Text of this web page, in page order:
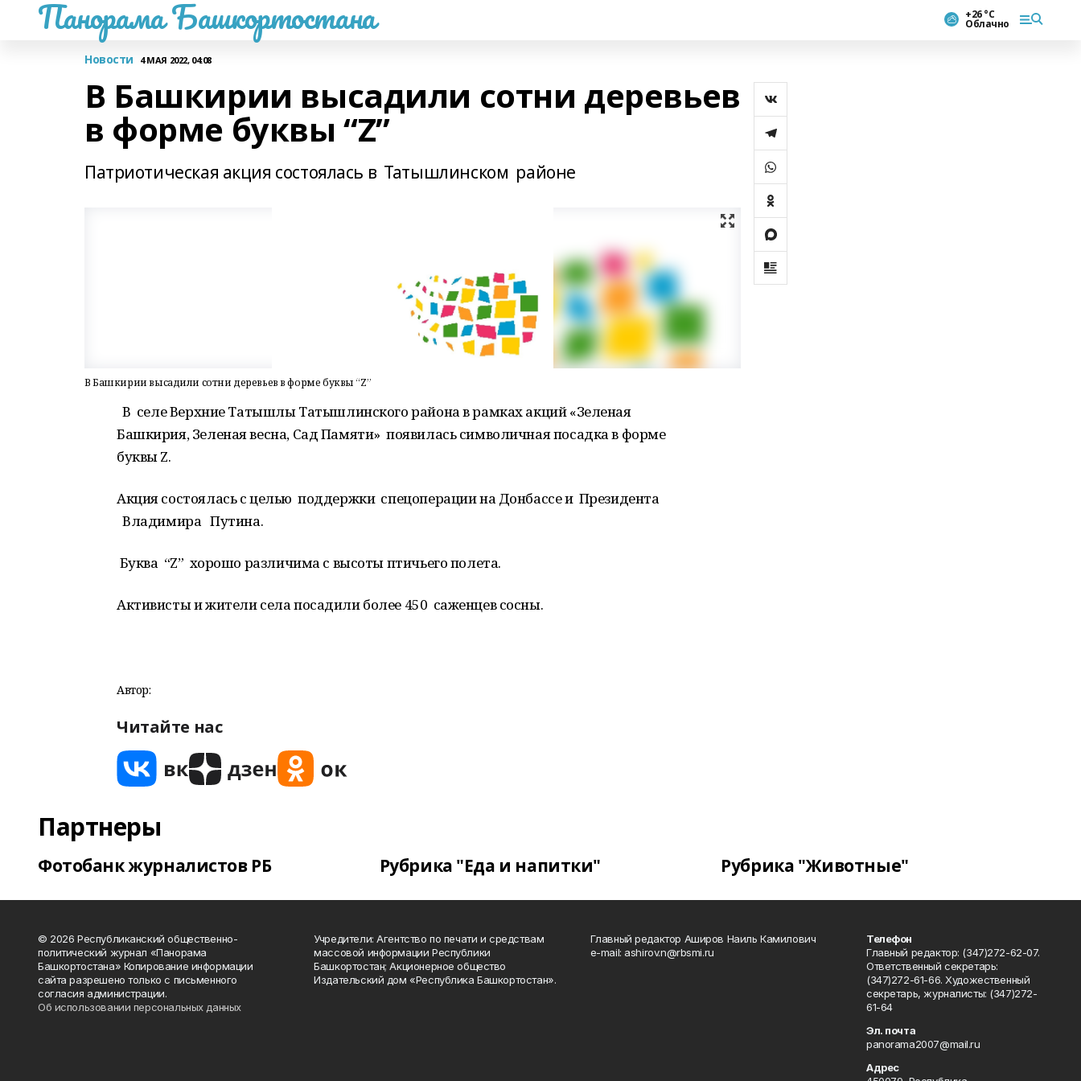
Панорама Башкортостана +26 °С
Облачно
Новости 4 МАЯ 2022, 04:08
В Башкирии высадили сотни деревьев
в форме буквы “Z”
Патриотическая акция состоялась в Татышлинском районе
В Башкирии высадили сотни деревьев в форме буквы “Z”
В селе Верхние Татышлы Татышлинского района в рамках акций «Зеленая
Башкирия, Зеленая весна, Сад Памяти» появилась символичная посадка в форме
буквы Z.
Акция состоялась с целью поддержки спецоперации на Донбассе и Президента
Владимира Путина.
Буква “Z” хорошо различима с высоты птичьего полета.
Активисты и жители села посадили более 450 саженцев сосны.
Автор:
Читайте нас
Партнеры
Фотобанк журналистов РБ Рубрика "Еда и напитки" Рубрика "Животные"
© 2026 Республиканский общественно-
политический журнал «Панорама
Башкортостана» Копирование информации
сайта разрешено только с письменного
согласия администрации.
Об использовании персональных данных
Учредители: Агентство по печати и средствам
массовой информации Республики
Башкортостан; Акционерное общество
Издательский дом «Республика Башкортостан».
Главный редактор Аширов Наиль Камилович
e-mail: ashirov.n@rbsmi.ru
Телефон
Главный редактор: (347)272-62-07.
Ответственный секретарь:
(347)272-61-66. Художественный
секретарь, журналисты: (347)272-
61-64
Эл. почта
panorama2007@mail.ru
Адрес